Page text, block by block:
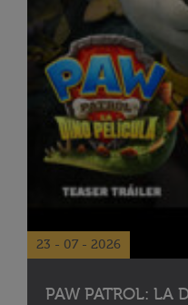
23 - 07 - 2026
PAW PATROL: LA